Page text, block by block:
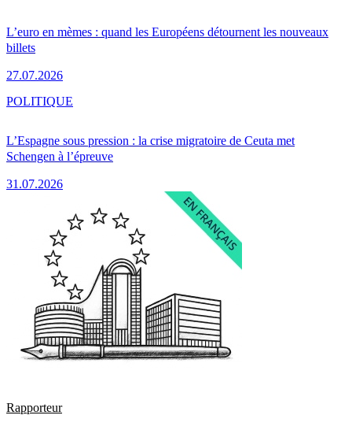
L’euro en mèmes : quand les Européens détournent les nouveaux
billets
27.07.2026
L’Espagne sous pression : la crise migratoire de Ceuta met
Schengen à l’épreuve
31.07.2026
POLITIQUE
Rapporteur